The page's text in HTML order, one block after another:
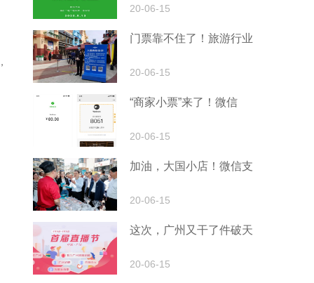
20-06-15
门票靠不住了！旅游行业
20-06-15
“商家小票”来了！微信
20-06-15
加油，大国小店！微信支
20-06-15
这次，广州又干了件破天
20-06-15